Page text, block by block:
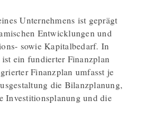
Unternehmens ist geprägt
Entwicklungen und
sowie Kapitalbedarf. In
ist ein fundierter Finanzplan
Finanzplan umfasst je
die Bilanzplanung,
Investitionsplanung und die